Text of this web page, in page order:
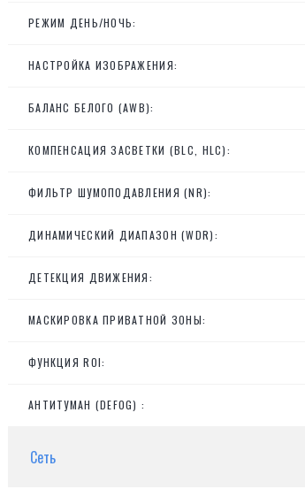
РЕЖИМ ДЕНЬ/НОЧЬ:
НАСТРОЙКА ИЗОБРАЖЕНИЯ:
БАЛАНС БЕЛОГО (AWB):
КОМПЕНСАЦИЯ ЗАСВЕТКИ (BLC, HLC):
ФИЛЬТР ШУМОПОДАВЛЕНИЯ (NR):
ДИНАМИЧЕСКИЙ ДИАПАЗОН (WDR):
ДЕТЕКЦИЯ ДВИЖЕНИЯ:
МАСКИРОВКА ПРИВАТНОЙ ЗОНЫ:
ФУНКЦИЯ ROI:
АНТИТУМАН (DEFOG) :
Сеть